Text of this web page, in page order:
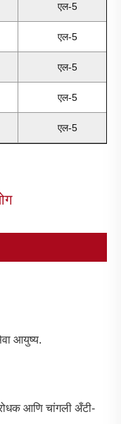
एल-5
एल-5
एल-5
एल-5
एल-5
आयुष्य.
आणि चांगली अँटी-